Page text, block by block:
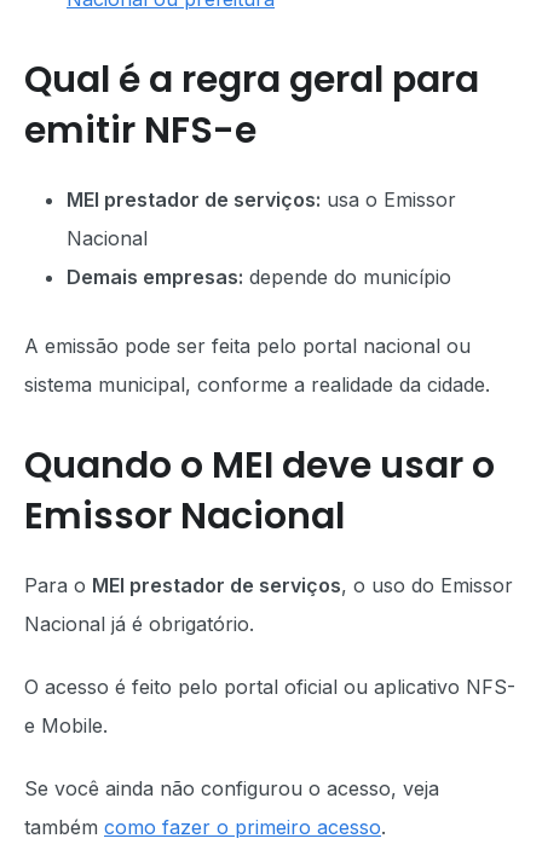
Qual é a regra geral para
emitir NFS-e
MEI prestador de serviços: usa o Emissor
Nacional
Demais empresas: depende do município
A emissão pode ser feita pelo portal nacional ou
sistema municipal, conforme a realidade da cidade.
Quando o MEI deve usar o
Emissor Nacional
Para o MEI prestador de serviços, o uso do Emissor
Nacional já é obrigatório.
O acesso é feito pelo portal oficial ou aplicativo NFS-
e Mobile.
Se você ainda não configurou o acesso, veja
também como fazer o primeiro acesso.